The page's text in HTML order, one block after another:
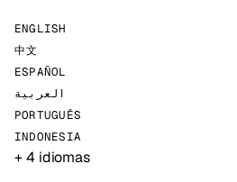
ENGLISH
中文
ESPAÑOL
العربية
PORTUGUÊS
INDONESIA
+ 4 idiomas